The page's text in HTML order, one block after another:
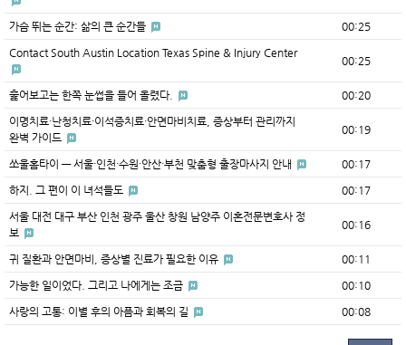
가슴 뛰는 순간: 삶의 큰 순간들 00:25
Contact South Austin Location Texas Spine & Injury Center
00:25
훑어보고는 한쪽 눈썹을 들어 올렸다. 00:20
이명치료·난청치료·이석증치료·안면마비치료, 증상부터 관리까지
완벽 가이드
00:19
쏘울홈타이 — 서울·인천·수원·안산·부천 맞춤형 출장마사지 안내 00:17
하지. 그 편이 이 녀석들도 00:17
서울 대전 대구 부산 인천 광주 울산 창원 남양주 이혼전문변호사 정
보
00:16
귀 질환과 안면마비, 증상별 진료가 필요한 이유 00:11
가능한 일이었다. 그리고 나에게는 조금 00:10
사랑의 고통: 이별 후의 아픔과 회복의 길 00:08